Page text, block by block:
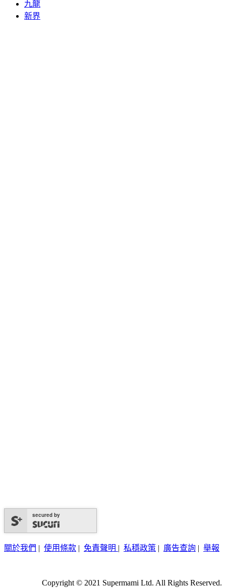
九龍
新界
secured by
關於我們 | 使用條款 | 免責聲明 | 私穩政策 | 廣告查詢 | 舉報
Copyright © 2021 Supermami Ltd. All Rights Reserved.